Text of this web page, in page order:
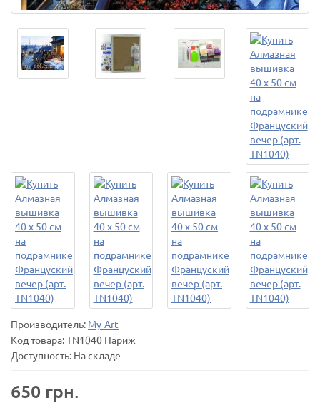
Производитель: My-Art
Код товара:TN1040 Париж
Доступность: На складе
650 грн.